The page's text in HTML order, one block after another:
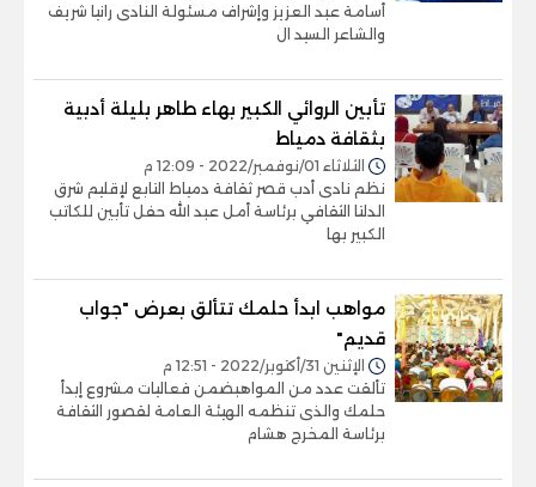
أسامة عبد العزيز وإشراف مسئولة النادى رانيا شريف
والشاعر السيد ال
تأبين الروائي الكبير بهاء طاهر بليلة أدبية
بثقافة دمياط
الثلاثاء 01/نوفمبر/2022 - 12:09 م
نظم نادى أدب قصر ثقافة دمياط التابع لإقليم شرق
الدلتا الثقافي برئاسة أمل عبد الله حفل تأبين للكاتب
الكبير بها
مواهب ابدأ حلمك تتألق بعرض "جواب
قديم"
الإثنين 31/أكتوبر/2022 - 12:51 م
تألقت عدد من المواهبضمن فعاليات مشروع إبدأ
حلمك والذى تنظمه الهيئة العامة لقصور الثقافة
برئاسة المخرج هشام